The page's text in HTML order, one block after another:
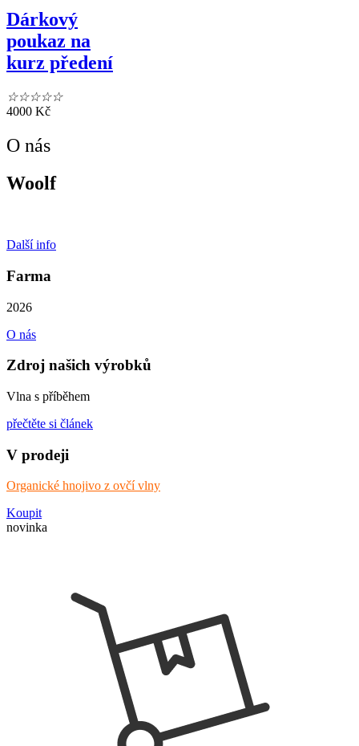
Dárkový
poukaz na
kurz předení
☆☆☆☆☆
4000 Kč
O nás
Woolf
Další info
Farma
2026
O nás
Zdroj našich výrobků
Vlna s příběhem
přečtěte si článek
V prodeji
Organické hnojivo z ovčí vlny
Koupit
novinka